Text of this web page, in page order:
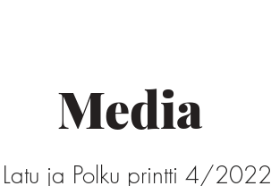
Media
Latu ja Polku printti 4/2022